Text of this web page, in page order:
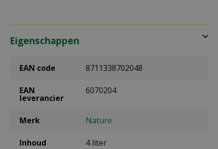
Eigenschappen
EAN code 8711338702048
EAN
leverancier
6070204
Merk Nature
Inhoud 4 liter